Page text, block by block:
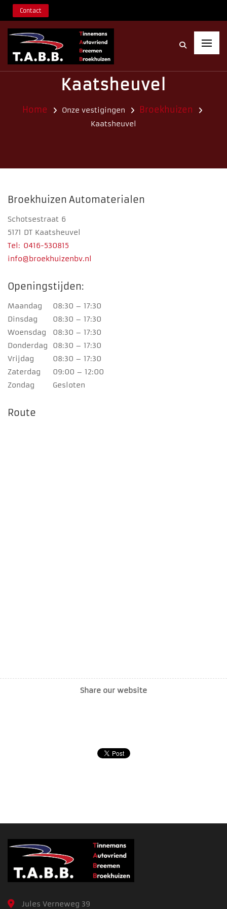
Contact
Kaatsheuvel
Home Onze vestigingen Broekhuizen
Kaatsheuvel
Broekhuizen Automaterialen
Schotsestraat 6
5171 DT Kaatsheuvel
Tel: 0416-530815
info@broekhuizenbv.nl
Openingstijden:
Maandag
08:30 – 17:30
Dinsdag
08:30 – 17:30
Woensdag
08:30 – 17:30
Donderdag 08:30 – 17:30
Vrijdag
08:30 – 17:30
Zaterdag
09:00 – 12:00
Zondag
Gesloten
Route
Share our website
Jules Verneweg 39